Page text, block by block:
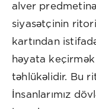
alver
siyasətçinin
kartından
həyata
təhlükəlidir. Bu
İnsanlarımız